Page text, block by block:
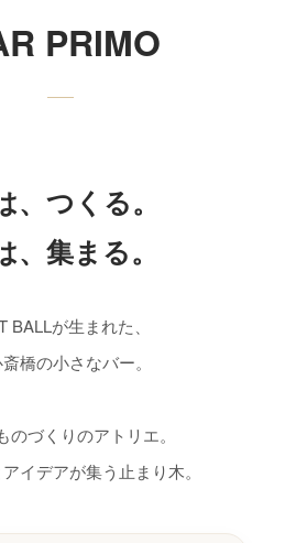
PRIMO
、つくる。
、集まる。
BALLが生まれた、
橋の小さなバー。
のづくりのアトリエ。
イデアが集う止まり木。